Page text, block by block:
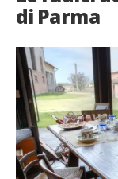
di Parma